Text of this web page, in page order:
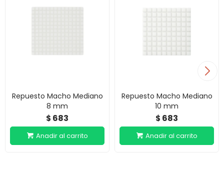
Repuesto Macho Mediano
8 mm
$ 683
Repuesto Macho Mediano
10 mm
$ 683